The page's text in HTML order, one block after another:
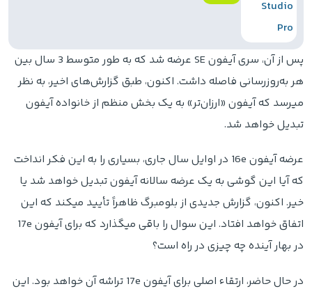
پس از آن، سری آیفون SE عرضه شد که به طور متوسط ​​3 سال بین
هر به‌روزرسانی فاصله داشت. اکنون، طبق گزارش‌های اخیر، به نظر
میرسد که آیفون «ارزان‌تر» به یک بخش منظم از خانواده آیفون
تبدیل خواهد شد.
عرضه آیفون 16e در اوایل سال جاری، بسیاری را به این فکر انداخت
که آیا این گوشی به یک عرضه سالانه آیفون تبدیل خواهد شد یا
خیر. اکنون، گزارش جدیدی از بلومبرگ ظاهراً تأیید میکند که این
اتفاق خواهد افتاد. این سوال را باقی میگذارد که برای آیفون 17e
در بهار آینده چه چیزی در راه است؟
در حال حاضر، ارتقاء اصلی برای آیفون 17e تراشه آن خواهد بود. این